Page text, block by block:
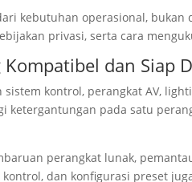
kebutuhan operasional,
privasi, serta cara
dan Siap
kontrol, perangkat AV,
ketergantungan pada satu
perangkat lunak,
dan konfigurasi preset